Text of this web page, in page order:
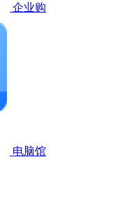
企业购
电脑馆